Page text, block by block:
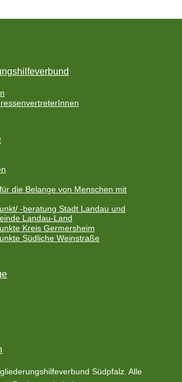
die Belange von Menschen mit
-beratung Stadt Landau und
Landau-Land
Kreis Germersheim
Südliche Weinstraße
Südpfalz. Alle